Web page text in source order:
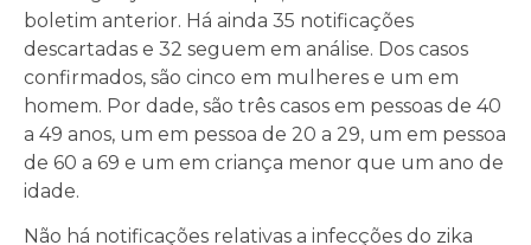
boletim anterior. Há ainda 35 notificações
descartadas e 32 seguem em análise. Dos casos
confirmados, são cinco em mulheres e um em
homem. Por dade, são três casos em pessoas de 40
a 49 anos, um em pessoa de 20 a 29, um em pessoa
de 60 a 69 e um em criança menor que um ano de
idade.
Não há notificações relativas a infecções do zika